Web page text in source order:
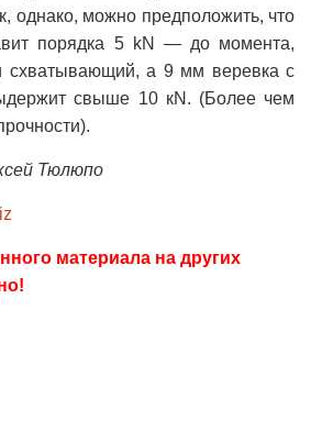
однако, можно предположить, что
порядка 5 kN — до момента,
схватывающий, а 9 мм веревка с
свыше 10 кN. (Более чем
Тюлюпо
материала на других